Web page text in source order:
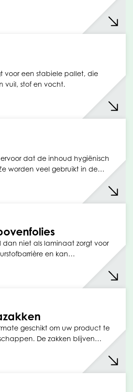
voor een stabiele pallet, die
vuil, stof en vocht.
ervoor dat de inhoud hygiënisch
worden veel gebruikt in de…
dan niet als laminaat zorgt voor
en kan…
geschikt om uw product te
De zakken blijven…